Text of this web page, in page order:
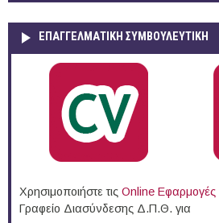
ΕΠΑΓΓΕΛΜΑΤΙΚΉ ΣΥΜΒΟΥΛΕΥΤΙΚΉ
Χρησιμοποιήστε τις Online Eφαρμογές
Γραφείο Διασύνδεσης Δ.Π.Θ. για